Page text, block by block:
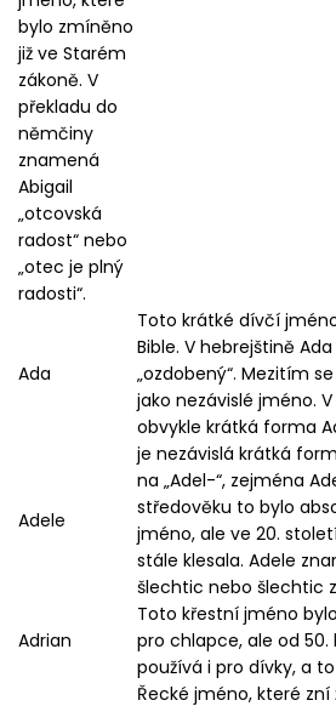
bylo zmíněno
již ve Starém
zákoně. V
překladu do
němčiny
znamená
Abigail
„otcovská
radost“ nebo
„otec je plný
radosti“.
Ada
Toto krátké dívčí
Bible. V hebrejštině
„ozdobený“. Mezitím
jako nezávislé jméno.
obvykle krátká forma
Adele
je nezávislá krátká
na „Adel-“, zejména
středověku to bylo
jméno, ale ve 20.
stále klesala. Adele
šlechtic nebo šlechtic
Adrian
Toto křestní jméno
pro chlapce, ale od 50.
používá i pro dívky, a
Řecké jméno, které zní